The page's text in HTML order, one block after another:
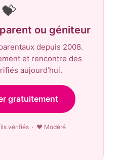
💝
ou géniteur
depuis 2008.
et rencontre des
aujourd’hui.
gratuitement
vérifiés · ♥ Modéré